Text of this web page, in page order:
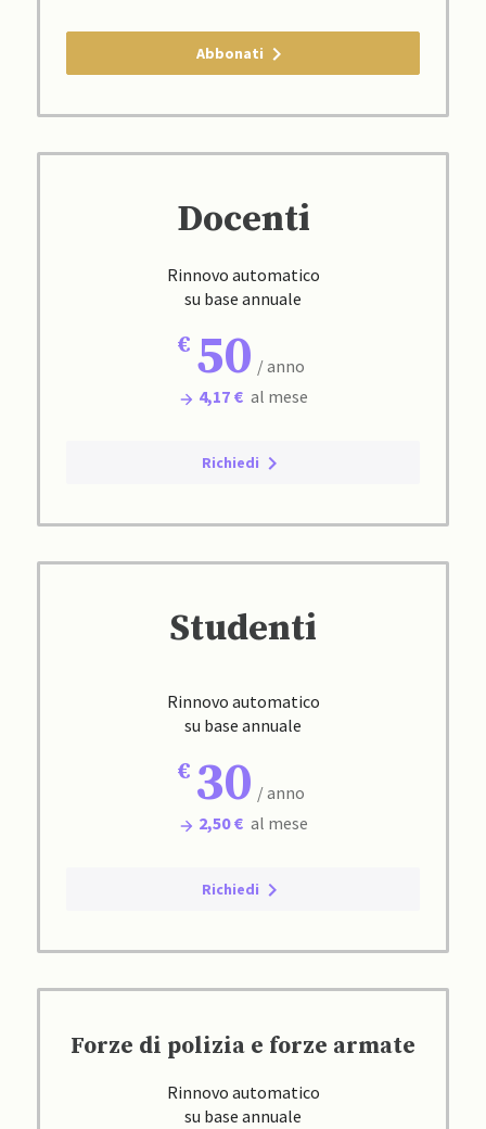
Abbonati
Docenti
Rinnovo automatico
su base annuale
50 / anno
4,17 € al mese
Richiedi
Studenti
Rinnovo automatico
su base annuale
30 / anno
2,50 € al mese
Richiedi
Forze di polizia e forze armate
Rinnovo automatico
su base annuale